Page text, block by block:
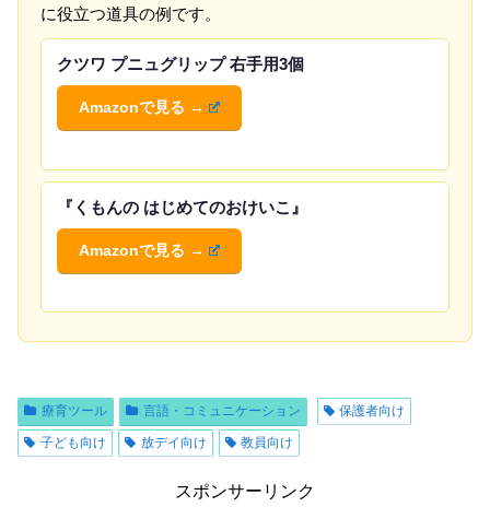
に役立つ道具の例です。
クツワ プニュグリップ 右手用3個
Amazonで見る →
『くもんの はじめてのおけいこ』
Amazonで見る →
療育ツール 言語・コミュニケーション 保護者向け
子ども向け 放デイ向け 教員向け
スポンサーリンク